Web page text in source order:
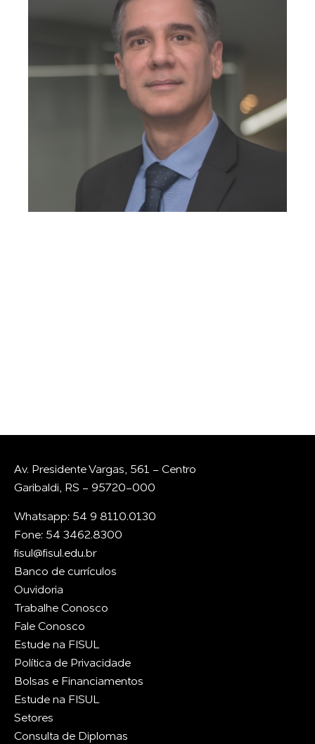
Av. Presidente Vargas, 561 - Centro
Garibaldi, RS - 95720-000
Whatsapp: 54 9 8110.0130
Fone: 54 3462.8300
fisul@fisul.edu.br
Banco de currículos
Ouvidoria
Trabalhe Conosco
Fale Conosco
Estude na FISUL
Política de Privacidade
Bolsas e Financiamentos
Estude na FISUL
Setores
Consulta de Diplomas